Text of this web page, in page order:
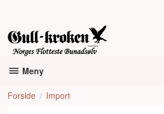
innholdet
Meny
Forside Import